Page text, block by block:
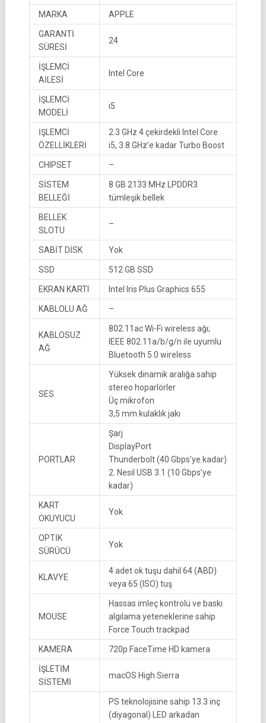
MARKA APPLE
GARANTİ
SÜRESİ
24
İŞLEMCİ
AİLESİ
Intel Core
İŞLEMCİ
MODELİ
i5
İŞLEMCİ
ÖZELLİKLERİ
2.3 GHz 4 çekirdekli Intel Core
i5, 3.8 GHz’e kadar Turbo Boost
CHIPSET –
SİSTEM
BELLEĞİ
8 GB 2133 MHz LPDDR3
tümleşik bellek
BELLEK
SLOTU
–
SABİT DİSK Yok
SSD 512 GB SSD
EKRAN KARTI Intel Iris Plus Graphics 655
KABLOLU AĞ –
KABLOSUZ
AĞ
802.11ac Wi-Fi wireless ağı;
IEEE 802.11a/b/g/n ile uyumlu
Bluetooth 5.0 wireless
SES
Yüksek dinamik aralığa sahip
stereo hoparlörler
Üç mikrofon
3,5 mm kulaklık jakı
PORTLAR
Şarj
DisplayPort
Thunderbolt (40 Gbps’ye kadar)
2. Nesil USB 3.1 (10 Gbps’ye
kadar)
KART
OKUYUCU
Yok
OPTİK
SÜRÜCÜ
Yok
KLAVYE
4 adet ok tuşu dahil 64 (ABD)
veya 65 (ISO) tuş
MOUSE
Hassas imleç kontrolü ve baskı
algılama yeteneklerine sahip
Force Touch trackpad
KAMERA 720p FaceTime HD kamera
İŞLETİM
SİSTEMİ
macOS High Sierra
PS teknolojisine sahip 13.3 inç
(diyagonal) LED arkadan